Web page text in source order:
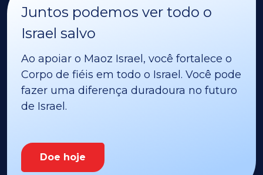
Juntos podemos ver todo o
Israel salvo
Ao apoiar o Maoz Israel, você fortalece o
Corpo de fiéis em todo o Israel. Você pode
fazer uma diferença duradoura no futuro
de Israel.
Doe hoje